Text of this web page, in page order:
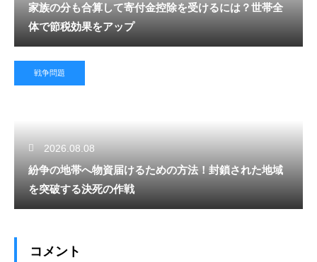
家族の分も合算して寄付金控除を受けるには？世帯全
体で節税効果をアップ
戦争問題
2026.08.08
紛争の地帯へ物資届けるための方法！封鎖された地域
を突破する決死の作戦
コメント